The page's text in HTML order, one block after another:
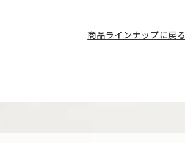
商品ラインナップに戻る